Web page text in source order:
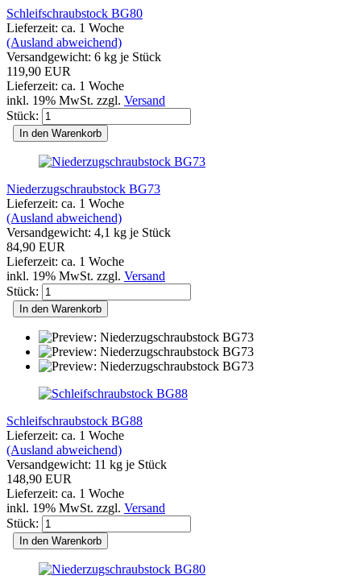
Schleifschraubstock BG80
Lieferzeit: ca. 1 Woche
(Ausland abweichend)
Versandgewicht: 6 kg je Stück
119,90 EUR
Lieferzeit: ca. 1 Woche
inkl. 19% MwSt. zzgl. Versand
Stück:
In den Warenkorb
Niederzugschraubstock BG73
Lieferzeit: ca. 1 Woche
(Ausland abweichend)
Versandgewicht: 4,1 kg je Stück
84,90 EUR
Lieferzeit: ca. 1 Woche
inkl. 19% MwSt. zzgl. Versand
Stück:
In den Warenkorb
Schleifschraubstock BG88
Lieferzeit: ca. 1 Woche
(Ausland abweichend)
Versandgewicht: 11 kg je Stück
148,90 EUR
Lieferzeit: ca. 1 Woche
inkl. 19% MwSt. zzgl. Versand
Stück:
In den Warenkorb